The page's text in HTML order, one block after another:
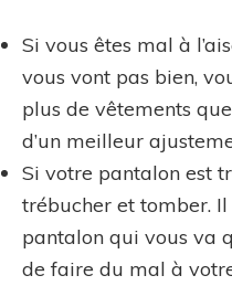
Si vous êtes mal à
vous vont pas bien,
plus de vêtements
d’un meilleur
Si votre pantalon est
trébucher et tomber.
pantalon qui vous va
de faire du mal à